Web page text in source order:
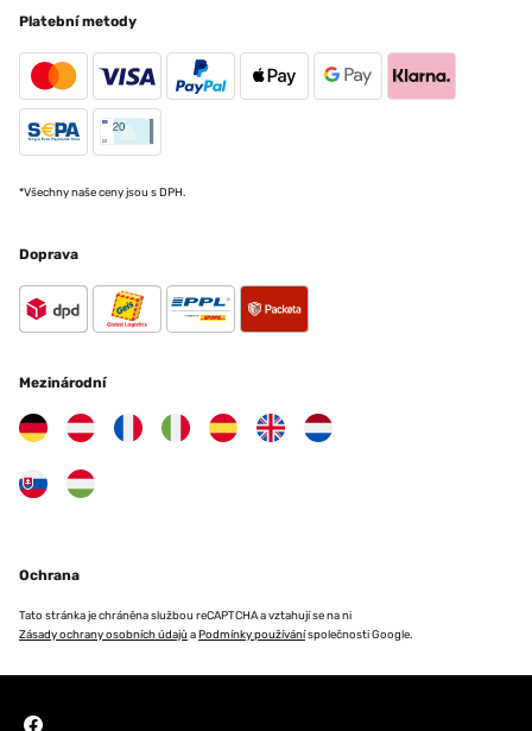
Platební metody
*Všechny naše ceny jsou s DPH.
Doprava
Mezinárodní
Ochrana
Tato stránka je chráněna službou reCAPTCHA a vztahují se na ni
Zásady ochrany osobních údajů aPodmínky používáníspolečnosti Google.